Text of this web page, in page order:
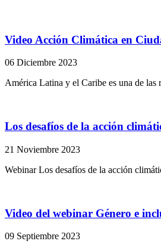
Video Acción Climática en
06 Diciembre 2023
América Latina y el Caribe es una de las
Los desafíos de la acción
21 Noviembre 2023
Webinar Los desafíos de la acción
Video del webinar Género e
09 Septiembre 2023